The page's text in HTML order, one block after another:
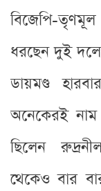
বিজেপি-
ধরছেন দুই
ডায়মণ্ড
অনেকেরই
ছিলেন
থেকেও বার